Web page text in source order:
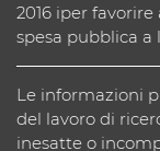
2016 iper
spesa pubblica a
Le informazioni
del lavoro di
inesatte o